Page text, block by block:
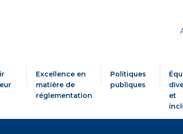
Excellence en
matière de
réglementation
Politiques
publiques
et